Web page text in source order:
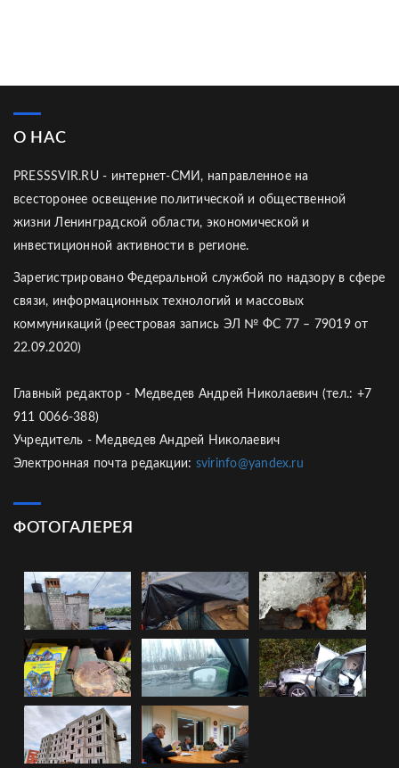
О НАС
PRESSSVIR.RU - интернет-СМИ, направленное на
всесторонее освещение политической и общественной
жизни Ленинградской области, экономической и
инвестиционной активности в регионе.
Зарегистрировано Федеральной службой по надзору в сфере
связи, информационных технологий и массовых
коммуникаций (реестровая запись ЭЛ № ФС 77 – 79019 от
22.09.2020)
Главный редактор - Медведев Андрей Николаевич (тел.: +7
911 0066-388)
Учредитель - Медведев Андрей Николаевич
Электронная почта редакции: svirinfo@yandex.ru
ФОТОГАЛЕРЕЯ